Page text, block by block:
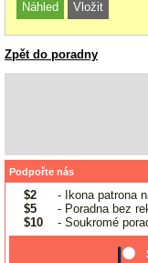
Zpět do poradny
Podpořte nás
$2
- Ikona patrona
$5
- Poradna bez
$10
- Soukromé